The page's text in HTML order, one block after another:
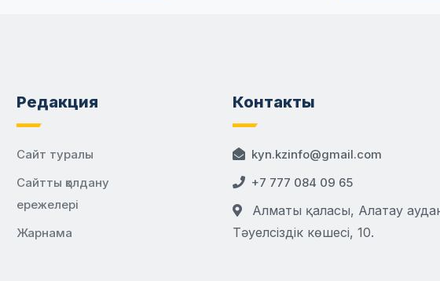
Редакция
Сайт туралы
Сайтты қолдану
ережелері
Жарнама
Контакты
kyn.kzinfo@gmail.com
+7 777 084 09 65
Алматы қаласы, Алатау
Тәуелсіздік көшесі, 10.